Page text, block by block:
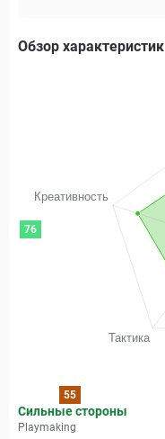
Обзор характеристик
76
55
Сильные стороны
Playmaking